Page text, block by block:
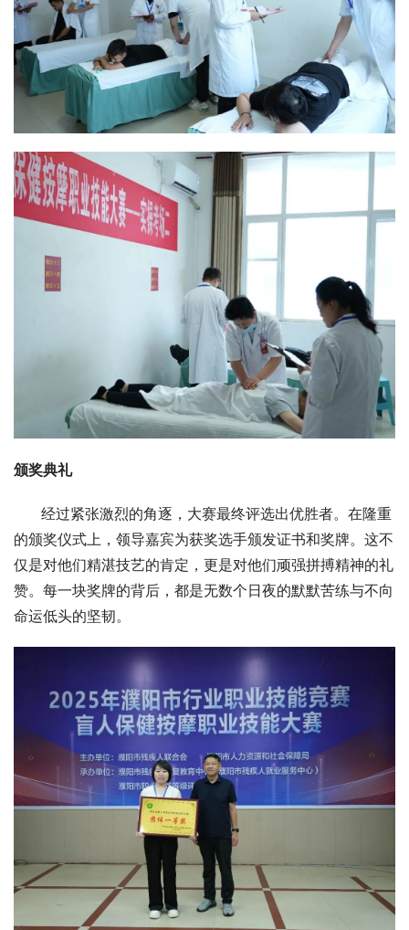
颁奖典礼
经过紧张激烈的角逐，大赛最终评选出优胜者。在隆重
的颁奖仪式上，领导嘉宾为获奖选手颁发证书和奖牌。这不
仅是对他们精湛技艺的肯定，更是对他们顽强拼搏精神的礼
赞。每一块奖牌的背后，都是无数个日夜的默默苦练与不向
命运低头的坚韧。